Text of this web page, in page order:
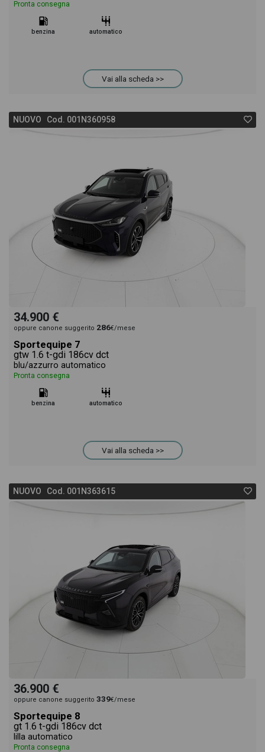
Pronta consegna
benzina automatico
Vai alla scheda >>
NUOVO Cod. 001N360958
34.900 €
oppure canone suggerito 286€/mese
Sportequipe 7
gtw 1.6 t-gdi 186cv dct
blu/azzurro automatico
Pronta consegna
benzina automatico
Vai alla scheda >>
NUOVO Cod. 001N363615
36.900 €
oppure canone suggerito 339€/mese
Sportequipe 8
gt 1.6 t-gdi 186cv dct
lilla automatico
Pronta consegna